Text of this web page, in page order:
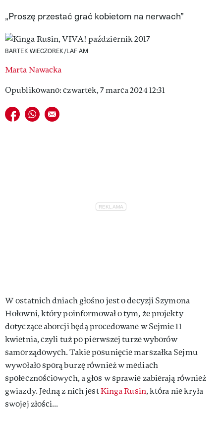
VIVA!MAN
VIVA!PEOPLE POWER
VIVA!ITAKA
MAGAZYN VIVA!
„Proszę przestać grać kobietom na nerwach”
BARTEK WIECZOREK/LAF AM
Marta Nawacka
Opublikowano: czwartek, 7 marca 2024 12:31
Udostępnij na facebook
Udostępnij na whatsapp
E-mail do przyjaciela
W ostatnich dniach głośno jest o decyzji Szymona
Hołowni, który poinformował o tym, że projekty
dotyczące aborcji będą procedowane w Sejmie 11
kwietnia, czyli tuż po pierwszej turze wyborów
samorządowych. Takie posunięcie marszałka Sejmu
wywołało sporą burzę również w mediach
społecznościowych, a głos w sprawie zabierają również
gwiazdy. Jedną z nich jestKinga Rusin, która nie kryła
swojej złości...